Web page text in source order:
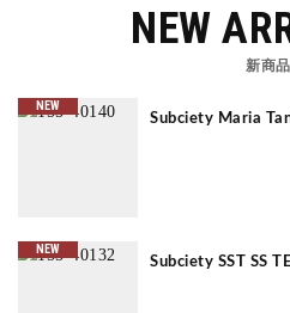
NEW
新商品
NEW
Subciety Maria
NEW
Subciety SST SS